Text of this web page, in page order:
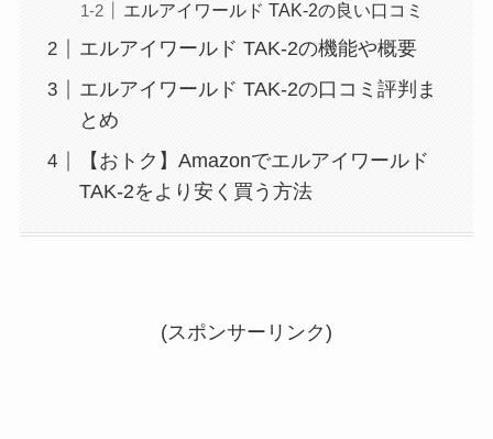
エルアイワールド TAK-2の良い口コミ
エルアイワールド TAK-2の機能や概要
エルアイワールド TAK-2の口コミ評判ま
とめ
【おトク】Amazonでエルアイワールド
TAK-2をより安く買う方法
(スポンサーリンク)